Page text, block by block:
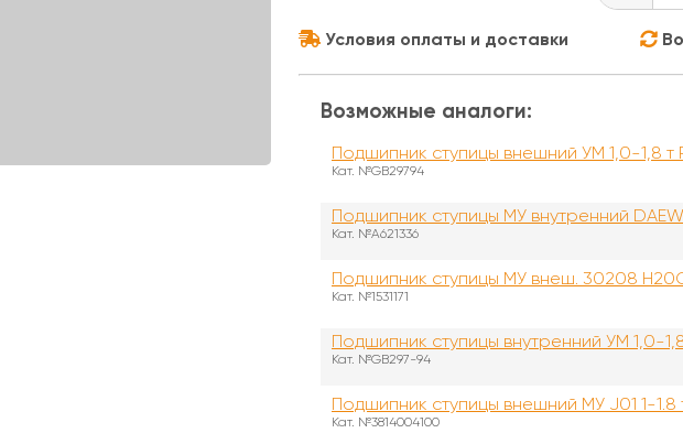
Условия оплаты и доставки
Возможные аналоги:
Подшипник ступицы внешний УМ 1,0-1,8 т
Кат. №GB29794
Подшипник ступицы МУ внутренний
Кат. №A621336
Подшипник ступицы МУ внеш. 30208
Кат. №1531171
Подшипник ступицы внутренний УМ 1,0-
Кат. №GB297-94
Подшипник ступицы внешний МУ J01 1-1.8
Кат. №3814004100